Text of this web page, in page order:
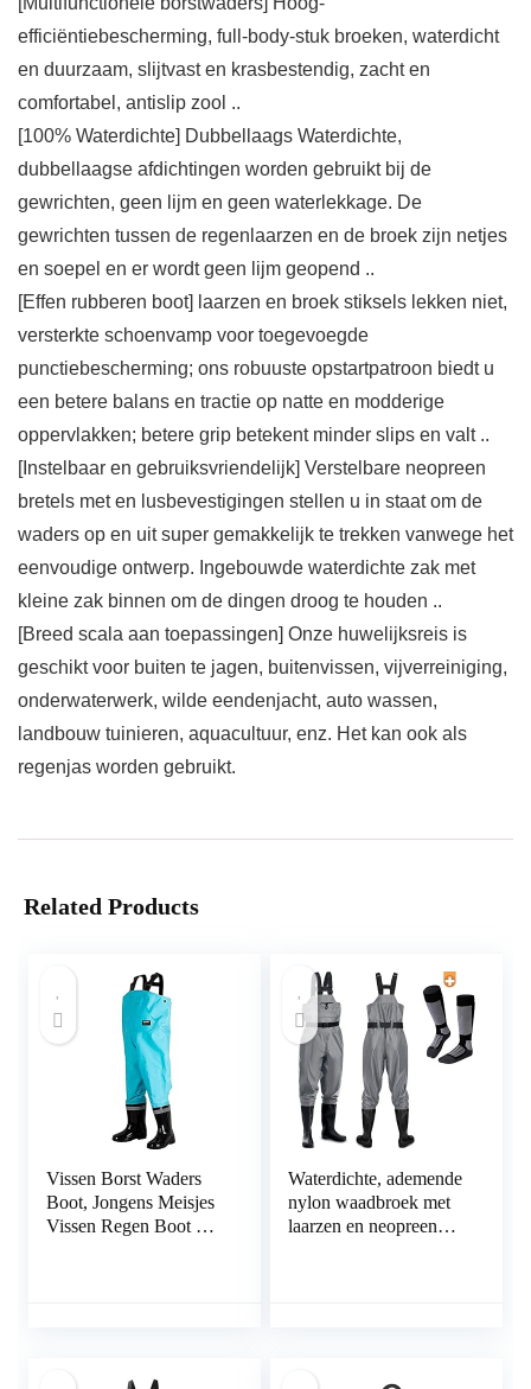
efficiëntiebescherming, full-body-stuk broeken, waterdicht
en duurzaam, slijtvast en krasbestendig, zacht en
comfortabel, antislip zool ..
[100% Waterdichte] Dubbellaags Waterdichte,
dubbellaagse afdichtingen worden gebruikt bij de
gewrichten, geen lijm en geen waterlekkage. De
gewrichten tussen de regenlaarzen en de broek zijn netjes
en soepel en er wordt geen lijm geopend ..
[Effen rubberen boot] laarzen en broek stiksels lekken niet,
versterkte schoenvamp voor toegevoegde
punctiebescherming; ons robuuste opstartpatroon biedt u
een betere balans en tractie op natte en modderige
oppervlakken; betere grip betekent minder slips en valt ..
[Instelbaar en gebruiksvriendelijk] Verstelbare neopreen
bretels met en lusbevestigingen stellen u in staat om de
waders op en uit super gemakkelijk te trekken vanwege het
eenvoudige ontwerp. Ingebouwde waterdichte zak met
kleine zak binnen om de dingen droog te houden ..
[Breed scala aan toepassingen] Onze huwelijksreis is
geschikt voor buiten te jagen, buitenvissen, vijverreiniging,
onderwaterwerk, wilde eendenjacht, auto wassen,
landbouw tuinieren, aquacultuur, enz. Het kan ook als
regenjas worden gebruikt.
Related Products
Vissen Borst Waders
Boot, Jongens Meisjes
Vissen Regen Boot Hip
Waterdichte, ademende
nylon waadbroek met
laarzen en neopreen